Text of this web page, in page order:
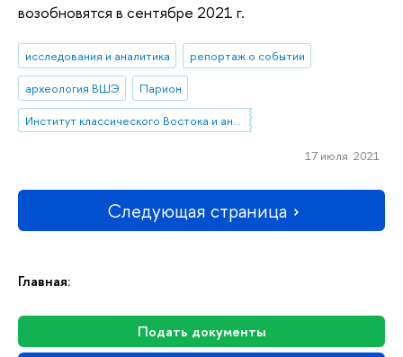
Главная:
Подать документы
возобновятся в сентябре 2021 г.
исследования и аналитика
репортаж о событии
археология ВШЭ
Парион
17 июля 2021
Следующая страница